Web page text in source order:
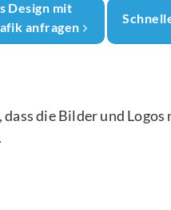
Design mit
anfragen
die Bilder und Logos